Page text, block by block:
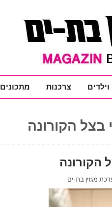
צרכנות מתכונים
בצל הקורונה
הקורונה
מגזין בת-ים